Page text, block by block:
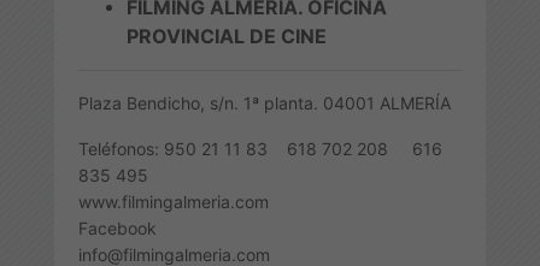
FILMING ALMERÍA. OFICINA
PROVINCIAL DE CINE
Plaza Bendicho, s/n. 1ª planta. 04001 ALMERÍA
Teléfonos: 950 21 11 83 618 702 208 616
835 495
www.filmingalmeria.com
Facebook
info@filmingalmeria.com